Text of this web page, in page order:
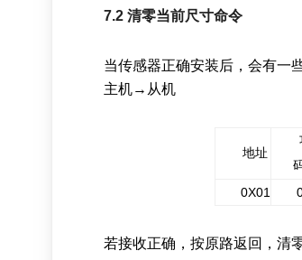
7.2 清零当前尺寸命令
当传感器正确安装后，会有一
主机→ 从机
地址
0X01
若接收正确，按原路返回，清